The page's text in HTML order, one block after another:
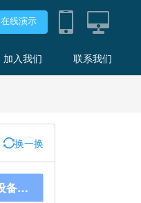
在线演示
加入我们 联系我们
换一换
关于XM2026-TZ0153-仪器设备检定校准服务采购项目的更正公告